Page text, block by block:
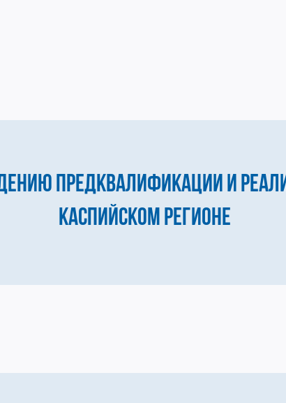
предквалификации и
Каспийском регионе